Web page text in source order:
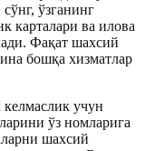
ўзганинг
карталари ва илова
Фақат шахсий
бошқа хизматлар
келмаслик учун
ўз номларига
шахсий